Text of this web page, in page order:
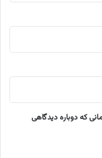
که دوباره دیدگاهی